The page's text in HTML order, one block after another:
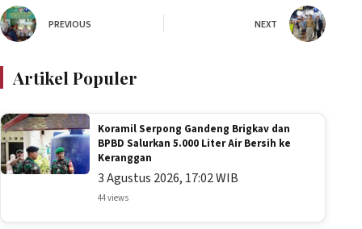
PREVIOUS NEXT
Artikel Populer
Koramil Serpong Gandeng Brigkav dan
BPBD Salurkan 5.000 Liter Air Bersih ke
Keranggan
3 Agustus 2026, 17:02 WIB
44 views